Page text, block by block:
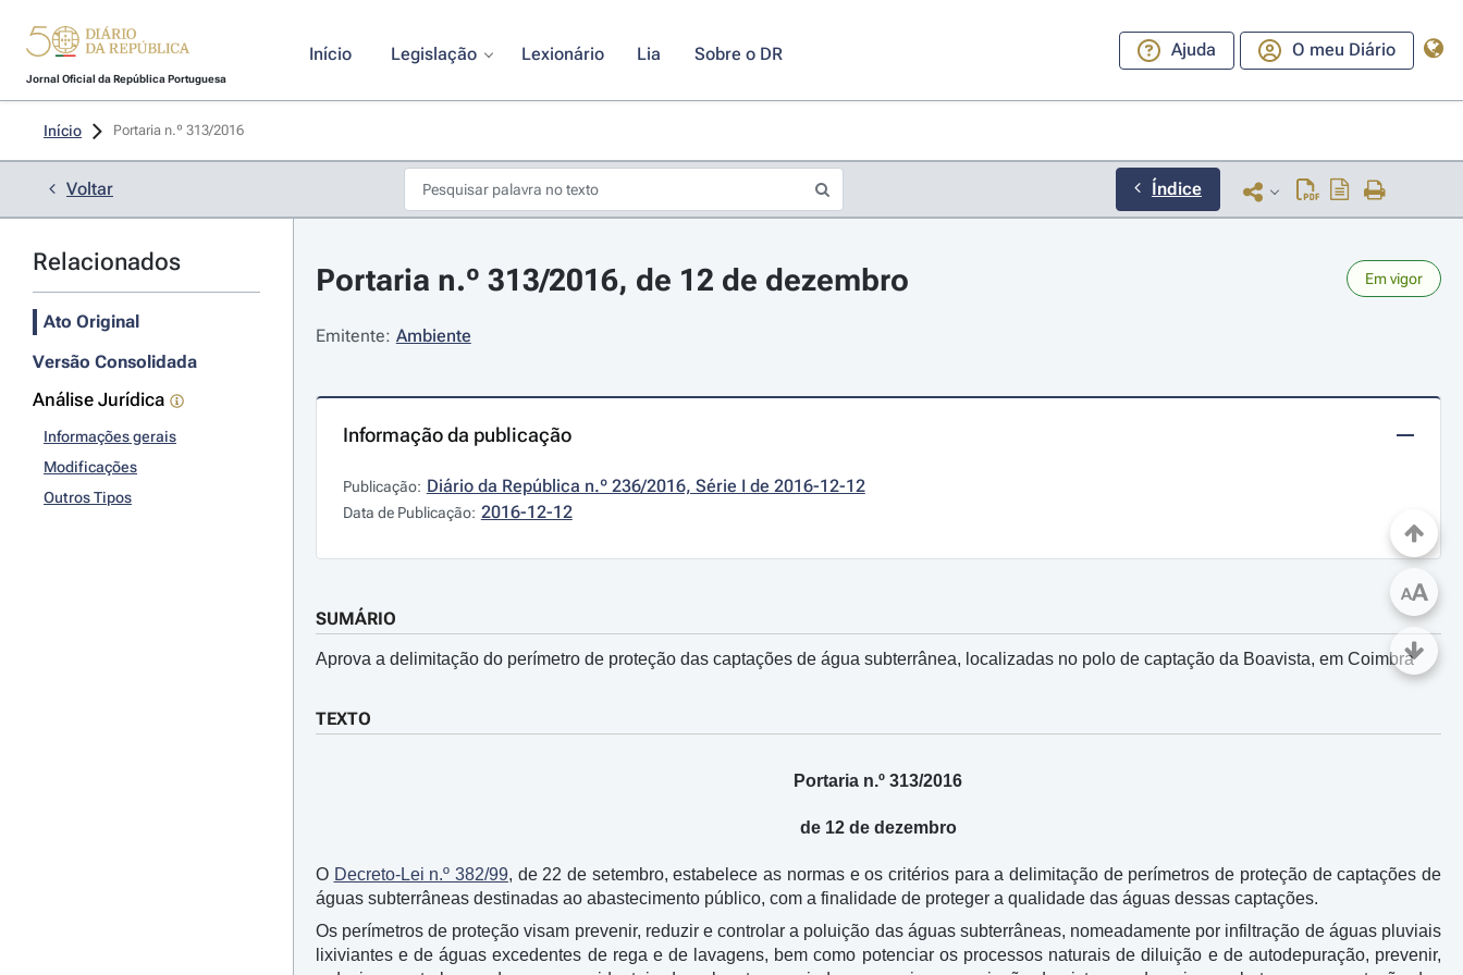
Jornal Oficial da República Portuguesa
Início Legislação Lexionário Lia Sobre o DR Ajuda O meu Diário
Início Portaria n.º 313/2016
Voltar Índice
Relacionados
Ato Original
Versão Consolidada
Análise Jurídica
Informações gerais
Modificações
Outros Tipos
Portaria n.º 313/2016, de 12 de dezembro Em vigor
Emitente: Ambiente
Informação da publicação
Publicação: Diário da República n.º 236/2016, Série I de 2016-12-12
Data de Publicação: 2016-12-12
SUMÁRIO
Aprova a delimitação do perímetro de proteção das captações de água subterrânea, localizadas no polo de captação da Boavista, em Coimbra
TEXTO
Portaria n.º 313/2016
de 12 de dezembro
O Decreto-Lei n.º 382/99, de 22 de setembro, estabelece as normas e os critérios para a delimitação de perímetros de proteção de captações de
águas subterrâneas destinadas ao abastecimento público, com a finalidade de proteger a qualidade das águas dessas captações.
Os perímetros de proteção visam prevenir, reduzir e controlar a poluição das águas subterrâneas, nomeadamente por infiltração de águas pluviais
lixiviantes e de águas excedentes de rega e de lavagens, bem como potenciar os processos naturais de diluição e de autodepuração, prevenir,
AA